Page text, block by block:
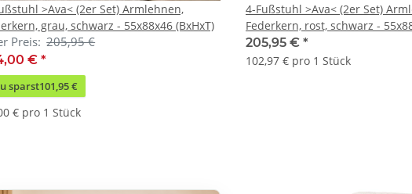
>Ava< (2er Set) Armlehnen,
grau, schwarz - 55x88x46 (BxHxT)
Preis: 205,95 €
€ *
sparst101,95 €
€ pro 1 Stück
4-Fußstuhl >Ava< (2er Set)
Federkern, rost, schwarz -
205,95 € *
102,97 € pro 1 Stück